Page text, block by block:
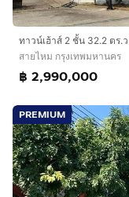
สายไหม กรุงเทพมหานคร
฿ 2,990,000
PREMIUM